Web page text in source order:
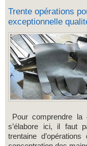
Trente opérations
exceptionnelle
Pour comprendre la délicatesse et la qualité du travail qui
s’élabore ici, il faut
trentaine